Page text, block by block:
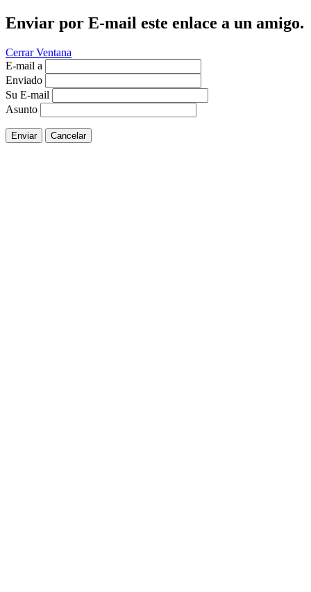
Enviar por E-mail este enlace a un amigo.
Cerrar Ventana
E-mail a
Enviado
Su E-mail
Asunto
Enviar Cancelar